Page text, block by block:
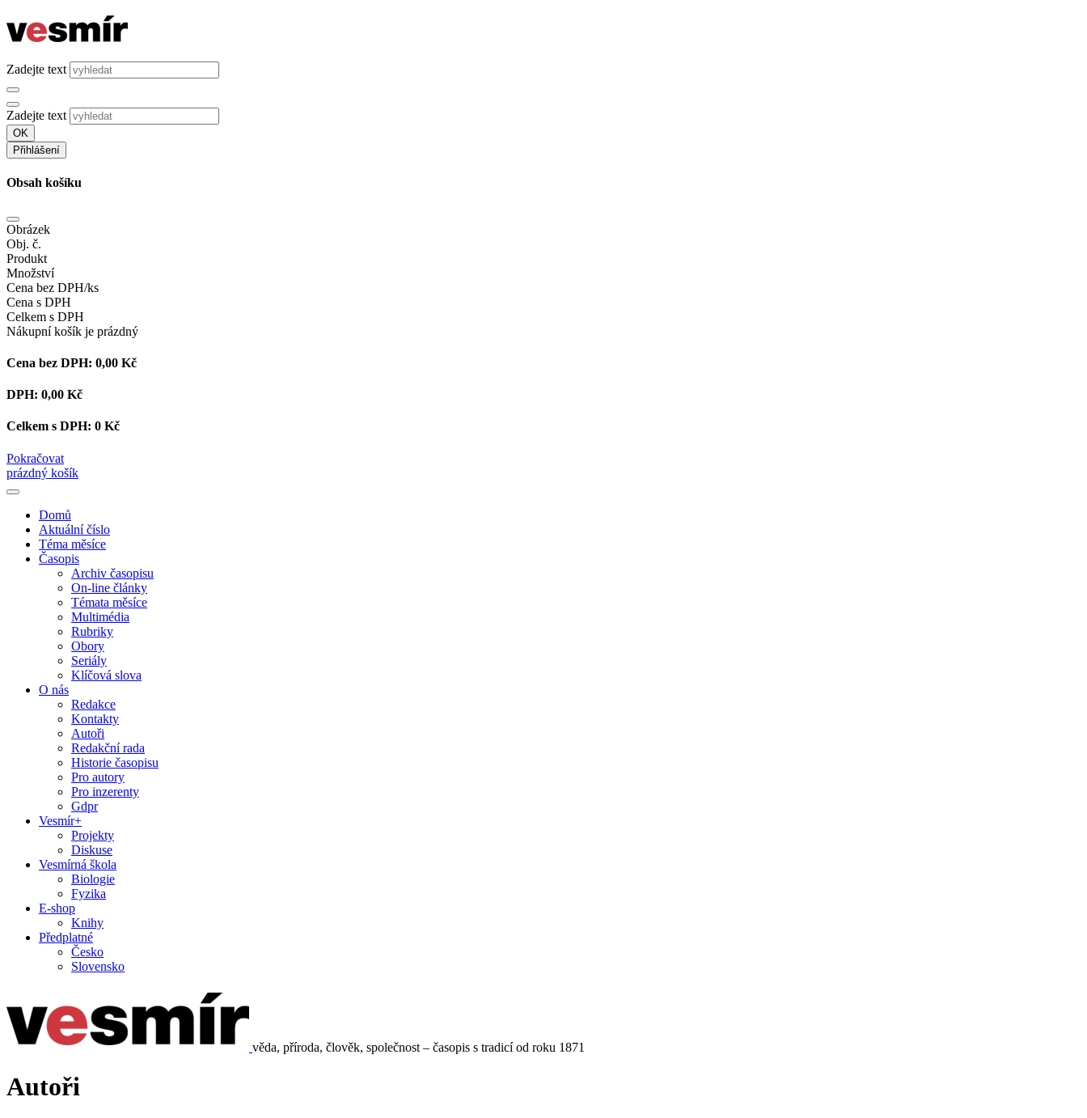
Zadejte text
Zadejte text
OK
Přihlášení
Obsah košíku
Obrázek
Obj. č.
Produkt
Množství
Cena bez DPH/ks
Cena s DPH
Celkem s DPH
Nákupní košík je prázdný
Cena bez DPH: 0,00 Kč
DPH: 0,00 Kč
Celkem s DPH: 0 Kč
Pokračovat
prázdný košík
Domů
Aktuální číslo
Téma měsíce
Časopis
Archiv časopisu
On-line články
Témata měsíce
Multimédia
Rubriky
Obory
Seriály
Klíčová slova
O nás
Redakce
Kontakty
Autoři
Redakční rada
Historie časopisu
Pro autory
Pro inzerenty
Gdpr
Vesmír+
Projekty
Diskuse
Vesmírná škola
Biologie
Fyzika
E-shop
Knihy
Předplatné
Česko
Slovensko
věda, příroda, člověk, společnost – časopis s tradicí od roku 1871
Autoři